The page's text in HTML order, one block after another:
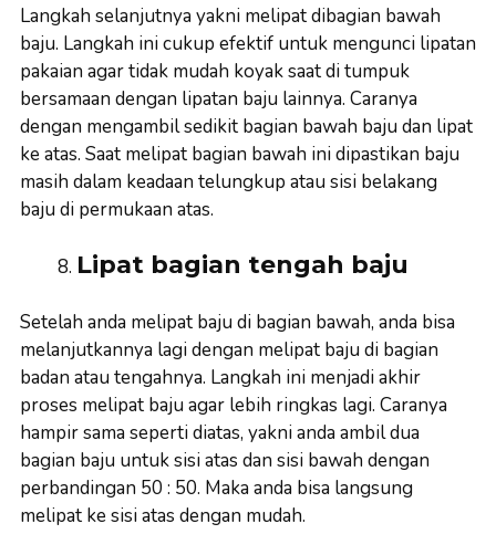
Langkah selanjutnya yakni melipat dibagian bawah
baju. Langkah ini cukup efektif untuk mengunci lipatan
pakaian agar tidak mudah koyak saat di tumpuk
bersamaan dengan lipatan baju lainnya. Caranya
dengan mengambil sedikit bagian bawah baju dan lipat
ke atas. Saat melipat bagian bawah ini dipastikan baju
masih dalam keadaan telungkup atau sisi belakang
baju di permukaan atas.
Lipat bagian tengah baju
Setelah anda melipat baju di bagian bawah, anda bisa
melanjutkannya lagi dengan melipat baju di bagian
badan atau tengahnya. Langkah ini menjadi akhir
proses melipat baju agar lebih ringkas lagi. Caranya
hampir sama seperti diatas, yakni anda ambil dua
bagian baju untuk sisi atas dan sisi bawah dengan
perbandingan 50 : 50. Maka anda bisa langsung
melipat ke sisi atas dengan mudah.